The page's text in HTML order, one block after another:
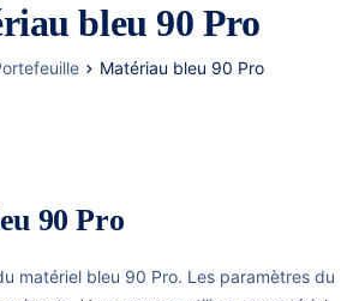
bleu 90 Pro
Matériau bleu 90 Pro
90 Pro
matériel bleu 90 Pro. Les paramètres du